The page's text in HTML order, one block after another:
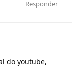
Responder
do youtube,